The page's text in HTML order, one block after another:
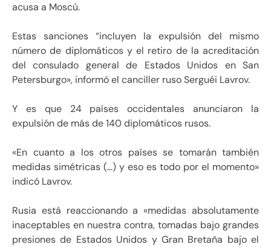
acusa a Moscú.
Estas sanciones “incluyen la expulsión del mismo
número de diplomáticos y el retiro de la acreditación
del consulado general de Estados Unidos en San
Petersburgo», informó el canciller ruso Serguéi Lavrov.
Y es que 24 países occidentales anunciaron la
expulsión de más de 140 diplomáticos rusos.
«En cuanto a los otros países se tomarán también
medidas simétricas (…) y eso es todo por el momento»
indicó Lavrov.
Rusia está reaccionando a «medidas absolutamente
inaceptables en nuestra contra, tomadas bajo grandes
presiones de Estados Unidos y Gran Bretaña bajo el